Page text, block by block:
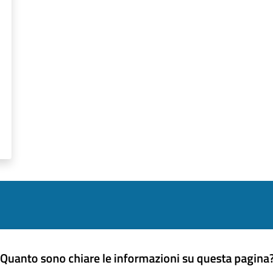
Quanto sono chiare le informazioni su questa